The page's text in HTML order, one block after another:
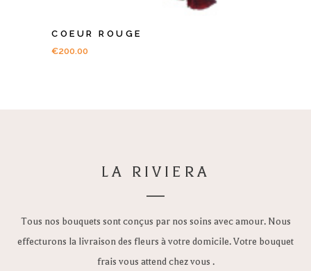
COEUR ROUGE
€200.00
LA RIVIERA
Tous nos bouquets sont conçus par nos soins avec amour. Nous
effecturons la livraison des fleurs à votre domicile. Votre bouquet
frais vous attend chez vous .